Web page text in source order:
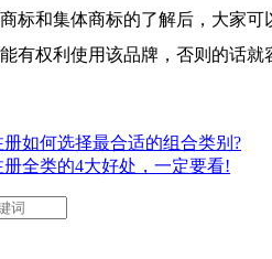
和集体商标的了解后，大家可
有权利使用该品牌，否则的话就
册如何选择最合适的组合类别?
册全类的4大好处，一定要看!